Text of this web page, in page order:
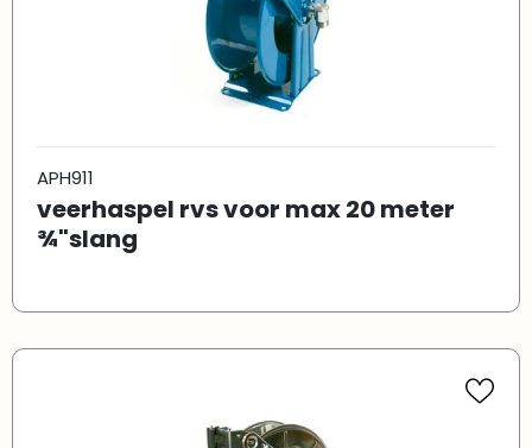
APH911
veerhaspel rvs voor max 20 meter
¾"slang